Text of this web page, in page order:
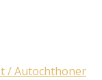
/ Autochthoner